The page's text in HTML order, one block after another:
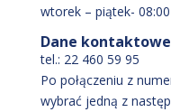
wtorek – piątek-
Dane kontaktowe
tel.: 22 460 59 95
Po połączeniu z
wybrać jedną z